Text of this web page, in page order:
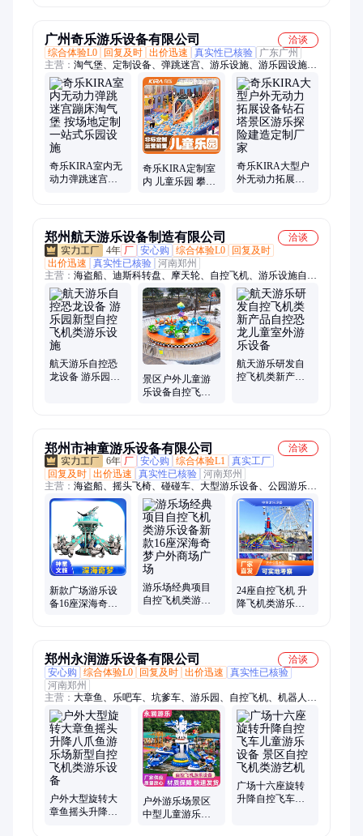
广州奇乐游乐设备有限公司
洽谈
综合体验L0
回复及时 出价迅速 真实性已核验
广东广州
主营： 淘气堡、定制设备、弹跳迷宫、游乐设施、游乐园设施、
游乐钻石塔、游乐场设施、游乐园设备、游乐场儿童设施、儿童
乐园、攀岩项目、忍者拓展、娱乐设备、亲子乐园、丛林穿越定
制、儿童挑战设备、水晶塔拓展设备、奇乐星球主题乐园
奇乐KIRA室内无
动力弹跳迷宫蹦
奇乐KIRA定制室
内 儿童乐园 攀爬
奇乐KIRA大型户
外无动力拓展设
郑州航天游乐设备制造有限公司
洽谈
4年 厂 安心购 综合体验L0
回复及时
出价迅速
真实性已核验 河南郑州
主营： 海盗船、迪斯科转盘、摩天轮、自控飞机、游乐设施自
控、旋转飞椅
航天游乐自控恐
龙设备 游乐园新
景区户外儿童游
乐设备自控飞机
航天游乐研发自
控飞机类新产品
郑州市神童游乐设备有限公司
洽谈
6年 厂 安心购 综合体验L1 真实工厂
回复及时 出价迅速 真实性已核验 河南郑州
主营： 海盗船、摇头飞椅、碰碰车、大型游乐设备、公园游乐设
施、景区观光火车、淘气堡、蹦床乐园、儿童乐园设备、旋转木
马、观览车、豪华转马、摩天轮、轨道火车、神州飞碟
新款广场游乐设
备16座深海奇梦
游乐场经典项目
自控飞机类游乐
24座自控飞机 升
降飞机类游乐设
郑州永润游乐设备有限公司
洽谈
安心购
综合体验L0 回复及时 出价迅速
真实性已核验
河南郑州
主营： 大章鱼、乐吧车、坑爹车、游乐园、自控飞机、机器人、
淘气堡、小火车、卡丁车、过山车、海盗船、碰碰车、电动旋
转、单人蹦极、气垫充气、霹雳旋转、电动蹦床、娱乐设备、旋
转木马、旋转蹦极、体能乐园、水陆战车、激战鲨鱼岛、旋转自
行车、旋转太空环
户外大型旋转大
章鱼摇头升降八
户外游乐场景区
中型儿童游乐设
广场十六座旋转
升降自控飞车儿